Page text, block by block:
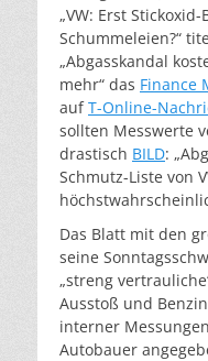
„VW: Erst
Schummeleien?“
„Abgasskandal
mehr“ das Finance
aufT-Online-
sollten Messwerte
drastisch BILD:
Schmutz-Liste von
Das Blatt mit den
seine
„streng
Ausstoß und
interner
Autobauer